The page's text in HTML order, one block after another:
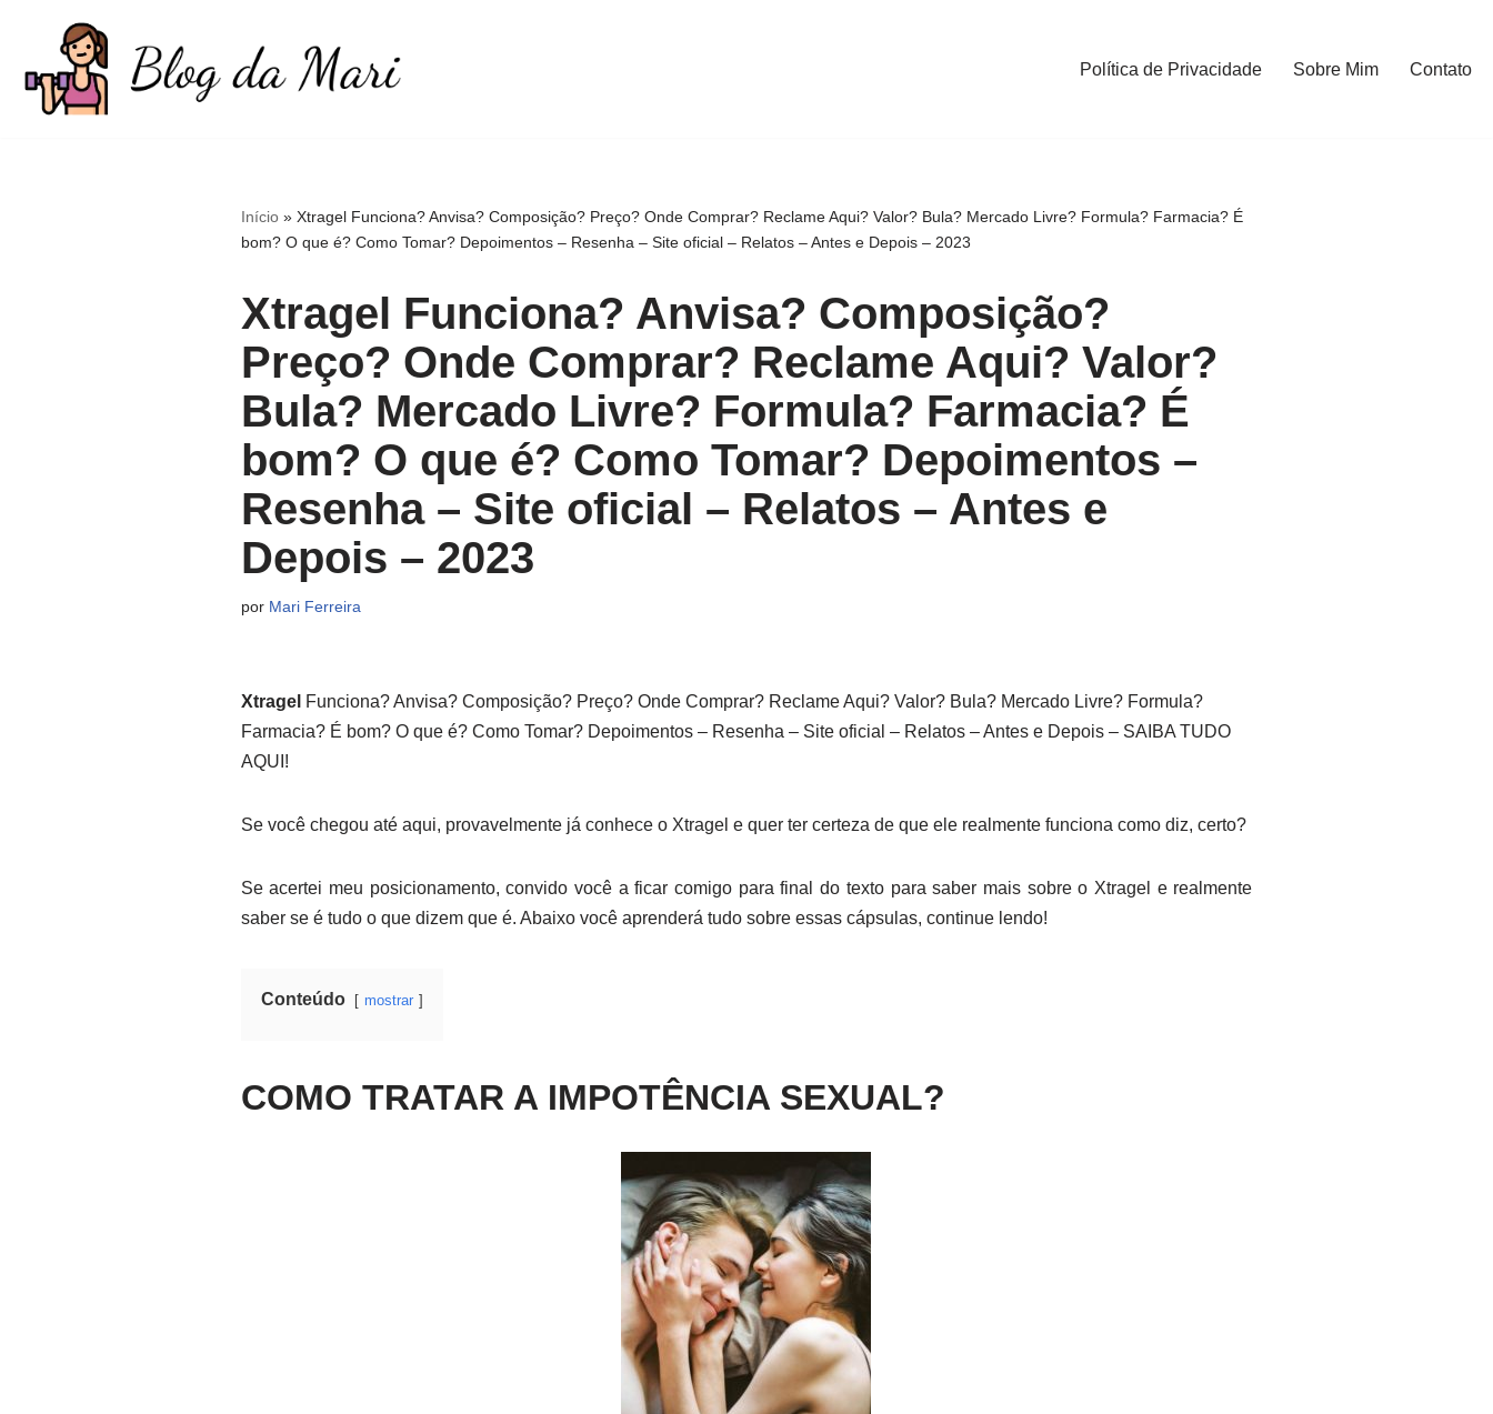
para
Política de Privacidade Sobre Mim Contato
Início» Xtragel Funciona? Anvisa? Composição? Preço? Onde Comprar? Reclame Aqui? Valor? Bula? Mercado Livre? Formula? Farmacia? É
bom? O que é? Como Tomar? Depoimentos – Resenha – Site oficial – Relatos – Antes e Depois – 2023
Xtragel Funciona? Anvisa? Composição?
Preço? Onde Comprar? Reclame Aqui? Valor?
Bula? Mercado Livre? Formula? Farmacia? É
bom? O que é? Como Tomar? Depoimentos –
Resenha – Site oficial – Relatos – Antes e
Depois – 2023
por Mari Ferreira
Xtragel Funciona? Anvisa? Composição? Preço? Onde Comprar? Reclame Aqui? Valor? Bula? Mercado Livre? Formula?
Farmacia? É bom? O que é? Como Tomar? Depoimentos – Resenha – Site oficial – Relatos – Antes e Depois – SAIBA TUDO
AQUI!
Se você chegou até aqui, provavelmente já conhece o Xtragel e quer ter certeza de que ele realmente funciona como diz, certo?
Se acertei meu posicionamento, convido você a ficar comigo para final do texto para saber mais sobre o Xtragel e realmente
saber se é tudo o que dizem que é. Abaixo você aprenderá tudo sobre essas cápsulas, continue lendo!
Conteúdo mostrar
COMO TRATAR A IMPOTÊNCIA SEXUAL?